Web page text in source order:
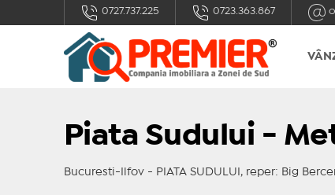
0727.737.225 0723.363.867
Piata Sudului -
Bucuresti-Ilfov - PIATA SUDULUI, reper: Big